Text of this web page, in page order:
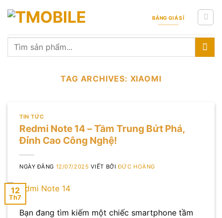
BẢNG GIÁ SỈ
Tìm
TAG ARCHIVES: XIAOMI
TIN TỨC
Redmi Note 14 – Tầm Trung Bứt Phá,
Đỉnh Cao Công Nghệ!
NGÀY ĐĂNG 12/07/2025 VIẾT BỞIĐỨC HOÀNG
12
Th7
Bạn đang tìm kiếm một chiếc smartphone tầm